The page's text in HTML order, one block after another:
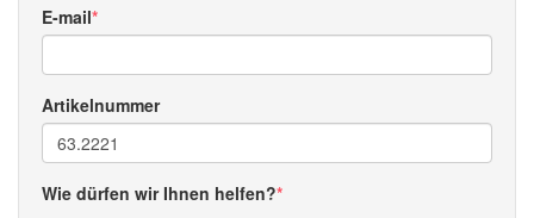
E-mail
Artikelnummer
Wie dürfen wir Ihnen helfen?